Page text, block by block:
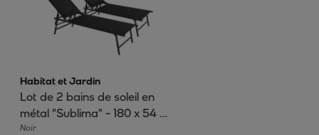
Habitat et Jardin
Lot de 2 bains de soleil en
métal "Sublima" - 180 x 54 x
104 cm - Noir
Noir